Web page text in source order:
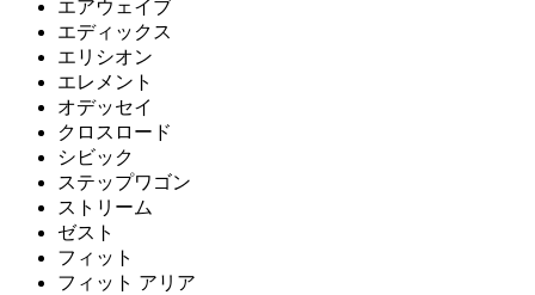
エアウェイブ
エディックス
エリシオン
エレメント
オデッセイ
クロスロード
シビック
ステップワゴン
ストリーム
ゼスト
フィット
フィット アリア